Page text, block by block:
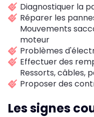
Diagnostiquer la
Réparer les
Mouvements
moteur
Problèmes
Effectuer des
Ressorts, câbles,
Proposer des
Les signes